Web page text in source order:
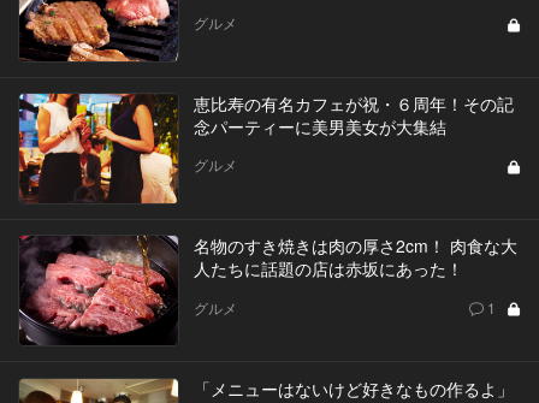
グルメ
恵比寿の有名カフェが祝・６周年！その記
念パーティーに美男美女が大集結
グルメ
名物のすき焼きは肉の厚さ2cm！ 肉食な大
人たちに話題の店は赤坂にあった！
グルメ 1
「メニューはないけど好きなもの作るよ」